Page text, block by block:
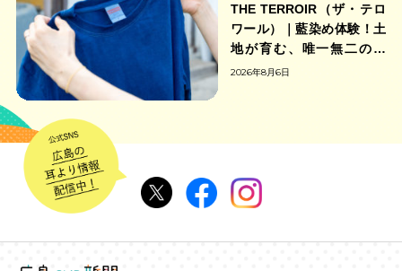
THE TERROIR（ザ・テロ
ワール）｜藍染め体験！土
地が育む、唯一無二の藍
色。
2026年8月6日